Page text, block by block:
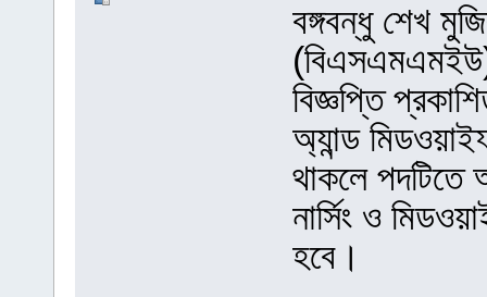
বঙ্গবন্ধু শেখ
(বিএসএমএমইউ)
বিজ্ঞপ্তি
অ্যান্ড
থাকলে পদটিতে
নার্সিং ও
হবে।